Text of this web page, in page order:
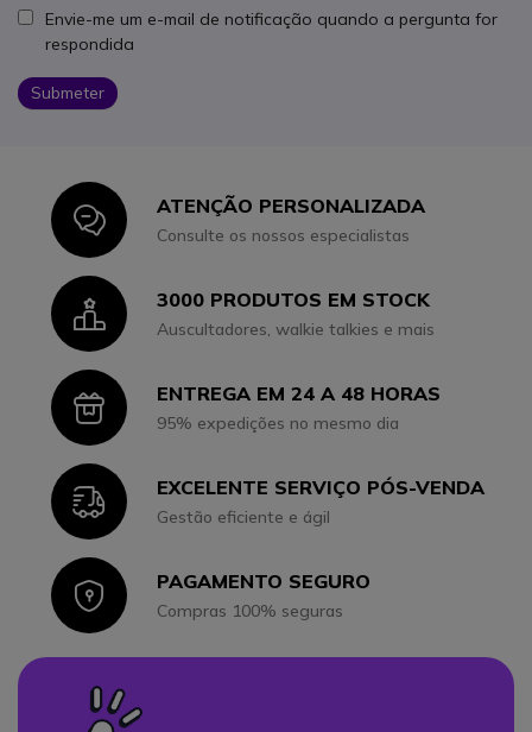
Envie-me um e-mail de notificação quando a pergunta for
respondida
Submeter
IconATENÇÃO PERSONALIZADA
Consulte os nossos especialistas
Icon3000 PRODUTOS EM STOCK
Auscultadores, walkie talkies e mais
IconENTREGA EM 24 A 48 HORAS
95% expedições no mesmo dia
IconEXCELENTE SERVIÇO PÓS-VENDA
Gestão eficiente e ágil
IconPAGAMENTO SEGURO
Compras 100% seguras